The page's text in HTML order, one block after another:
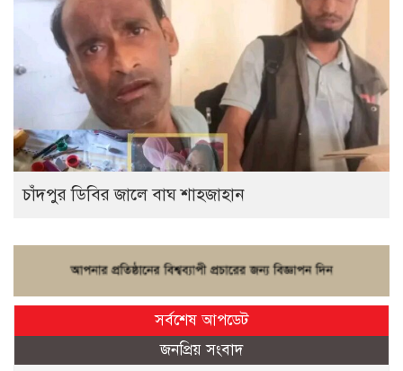
চাঁদপুর ডিবির জালে বাঘ শাহজাহান
সর্বশেষ আপডেট
জনপ্রিয় সংবাদ